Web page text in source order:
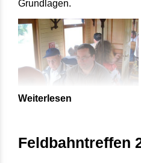
Grundlagen.
Weiterlesen
Feldbahntreffen